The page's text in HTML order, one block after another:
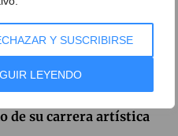
Y SUSCRIBIRSE
LEYENDO
de su carrera artística